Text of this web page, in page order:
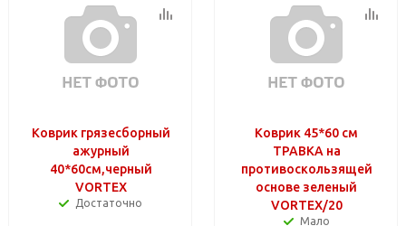
Коврик грязесборный
ажурный
40*60см,черный
VORTEX
Достаточно
Коврик 45*60 см
ТРАВКА на
противоскользящей
основе зеленый
VORTEX/20
Мало